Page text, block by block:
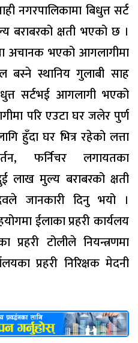
नगरपालिकामा बिधुत्त सर्ट
बराबरको क्षती भएको छ ।
अचानक भएको आगलागीमा
बस्ने स्थानिय गुलाबी साह
सर्टभई आगलागी भएको
परि एउटा घर जलेर पुर्ण
हुँदा घर भित्र रहेको लत्ता
फर्निचर लगायतका
मुल्य बराबरको क्षती
जानकारी दिनु भयो ।
ईलाका प्रहरी कार्यलय
प्रहरी टोलीले नियन्त्रणमा
प्रहरी निरिक्षक मेदनी